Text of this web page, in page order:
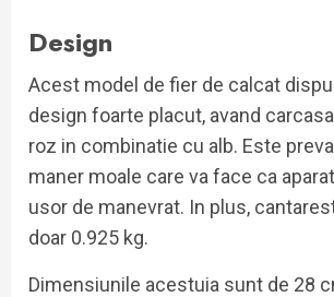
Design
Acest model de fier de calcat
design foarte placut, avand
roz in combinatie cu alb. Este
maner moale care va face ca
usor de manevrat. In plus,
doar 0.925 kg.
Dimensiunile acestuia sunt de 28